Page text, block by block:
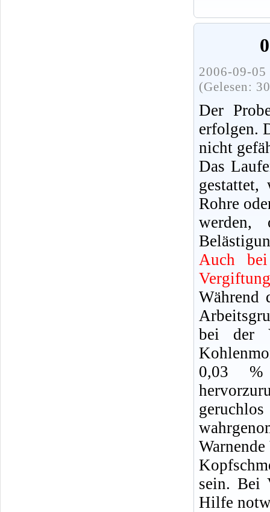
2006-09-
(Gelesen:
Der
erfolgen.
nicht
Das
gestattet,
Rohre
werden,
Auch
Während
bei der
0,03
sein. Bei
Hilfe